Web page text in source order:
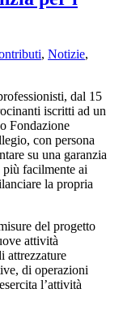
, Notizie,
dal 15
iscritti ad un
Fondazione
con persona
su una garanzia
più facilmente ai
la propria
del progetto
attività
attrezzature
di operazioni
l’attività